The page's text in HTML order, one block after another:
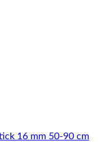
16 mm 50-90 cm